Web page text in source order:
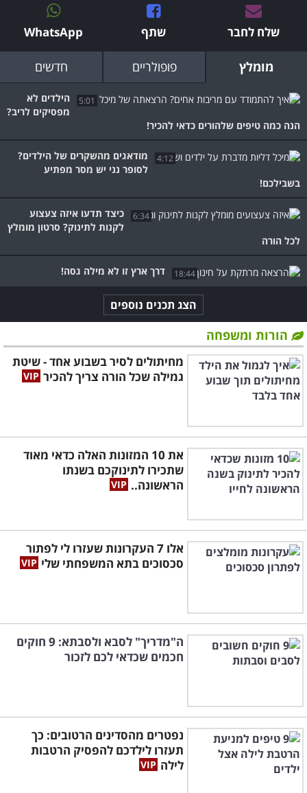
שלח לחבר שתף WhatsApp
מומלץ פופולריים חדשים
5:01
הילדים לא
מפסיקים לריב?
הנה כמה טיפים שלהורים כדאי להכיר!
4:12
מודאגים מהשקרים של הילדים?
לסופר נני יש מסר מפתיע
בשבילכם!
6:34
כיצד תדעו איזה צעצוע
לקנות לתינוק? סרטון מומלץ
לכל הורה
18:44 דרך ארץ זו לא מילה גסה!
הצג תכנים נוספים
הורות ומשפחה
מחיתולים לסיר בשבוע אחד - שיטת
גמילה שכל הורה צריך להכיר
את 10 המזונות האלה כדאי מאוד
שתכירו לתינוקכם בשנתו
הראשונה..
אלו 7 העקרונות שעזרו לי לפתור
סכסוכים בתא המשפחתי שלי
ה"מדריך" לסבא ולסבתא: 9 חוקים
חכמים שכדאי לכם לזכור
נפטרים מהסדינים הרטובים: כך
תעזרו לילדכם להפסיק הרטבות
לילה